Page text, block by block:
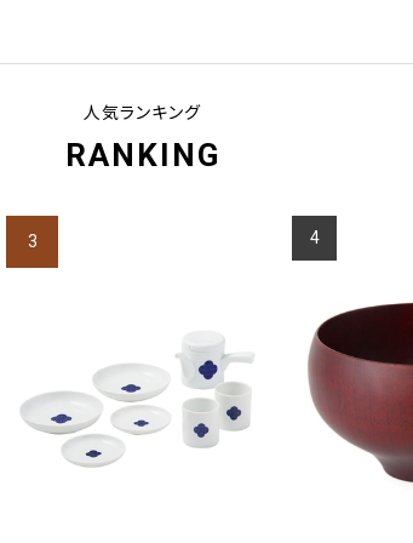
人気ランキング
RANKING
3 4